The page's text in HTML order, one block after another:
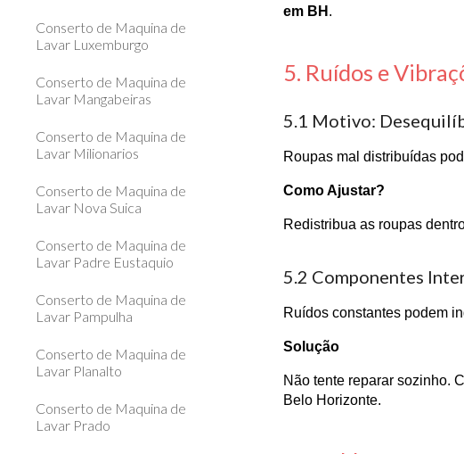
Conserto de Maquina de
Lavar Luxemburgo
Conserto de Maquina de
Lavar Mangabeiras
Conserto de Maquina de
Lavar Milionarios
Conserto de Maquina de
Lavar Nova Suica
Conserto de Maquina de
Lavar Padre Eustaquio
Conserto de Maquina de
Lavar Pampulha
Conserto de Maquina de
Lavar Planalto
Conserto de Maquina de
Lavar Prado
em BH .
5. Ruídos e
5.1 Motivo:
Roupas mal distribuídas
Como Ajustar?
Redistribua as roupas
5.2 Componentes
Ruídos constantes podem
Solução
Não tente reparar sozinho.
Belo Horizonte.